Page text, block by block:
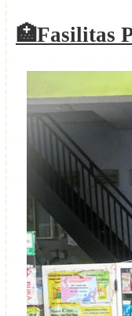
🏥Fasilitas